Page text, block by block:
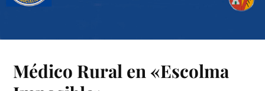
Médico Rural en «Escolma